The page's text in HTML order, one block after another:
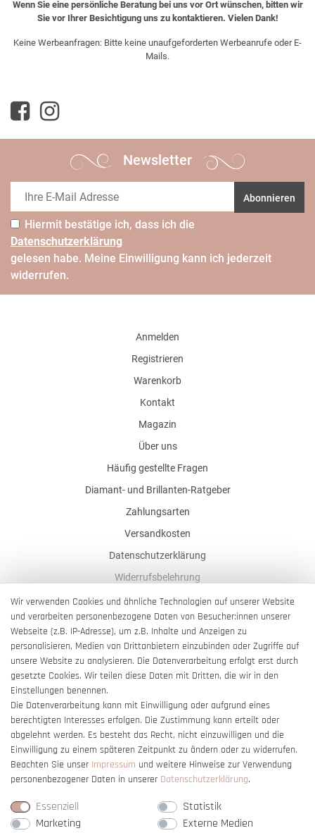
Wenn Sie eine persönliche Beratung bei uns vor Ort wünschen, bitten wir
Sie vor Ihrer Besichtigung uns zu kontaktieren. Vielen Dank!
Keine Werbeanfragen: Bitte keine unaufgeforderten Werbeanrufe oder E-
Mails.
Newsletter
Abonnieren
Hiermit bestätige ich, dass ich die
Daten­schutz­erklärung
gelesen habe. Meine Einwilligung kann ich jederzeit
widerrufen.
Anmelden
Registrieren
Warenkorb
Kontakt
Magazin
Über uns
Häufig gestellte Fragen
Diamant- und Brillanten-Ratgeber
Zahlungsarten
Versandkosten
Datenschutzerklärung
Widerrufsbelehrung
AGB
Impressum
Barrierefreiheitserklärung
Vertrag widerrufen
Wir verwenden Cookies und ähnliche Technologien auf unserer Website
und verarbeiten personenbezogene Daten von Besucher:innen unserer
Webseite (z.B. IP-Adresse), um z.B. Inhalte und Anzeigen zu
personalisieren, Medien von Drittanbietern einzubinden oder Zugriffe auf
unsere Website zu analysieren. Die Datenverarbeitung erfolgt erst durch
gesetzte Cookies. Wir teilen diese Daten mit Dritten, die wir in den
Einstellungen benennen.
Die Datenverarbeitung kann mit Einwilligung oder aufgrund eines
berechtigten Interesses erfolgen. Die Zustimmung kann erteilt oder
abgelehnt werden. Es besteht das Recht, nicht einzuwilligen und die
Einwilligung zu einem späteren Zeitpunkt zu ändern oder zu widerrufen.
Beachten Sie unser Impressum und weitere Hinweise zur Verwendung
personenbezogener Daten in unserer Daten­schutz­erklärung.
Essenziell
Statistik
Marketing
Externe Medien